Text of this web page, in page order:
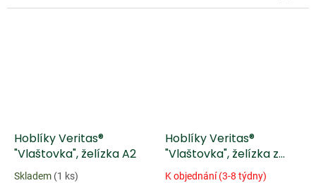
a...
Hoblíky Veritas®
"Vlaštovka", želízka A2
Skladem (1 ks)
Hoblíky Veritas®
"Vlaštovka", želízka z
oceli PM-V11
K objednání (3-8 týdny)